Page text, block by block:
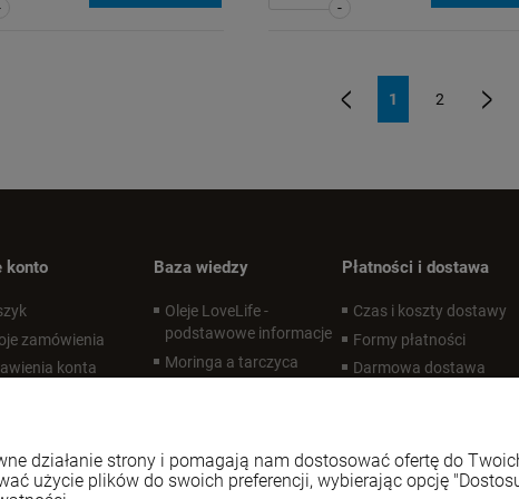
-
1 2
konto
zamówienia
konta
Baza wiedzy
Oleje LoveLife -
podstawowe informacje
Moringa a tarczyca
Zdrowe oczy
Płatności i dostawa
Czas i koszty dostawy
Formy płatności
Darmowa dostawa
działanie strony i pomagają nam dostosować ofertę do
użycie plików do swoich preferencji, wybierając opcję